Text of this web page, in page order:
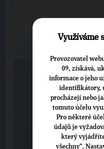
Využíváme
Provozovatel
09, získává,
informace o jeho
identifikátory,
procházejí nebo
tomuto účelu
Pro některé
údajů je
který
všechny“.